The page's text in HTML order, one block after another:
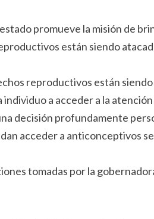
promueve la misión de
están siendo
reproductivos están
a acceder a la
decisión profundamente
acceder a anticonceptivos
tomadas por la